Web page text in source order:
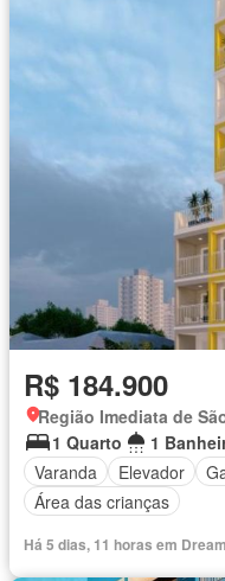
R$ 184.900
1 Quarto
1
Varanda
Elevador
Área das crianças
Há 5 dias, 11 horas em